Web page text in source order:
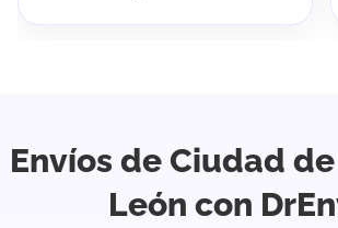
Envíos de Ciudad
León con